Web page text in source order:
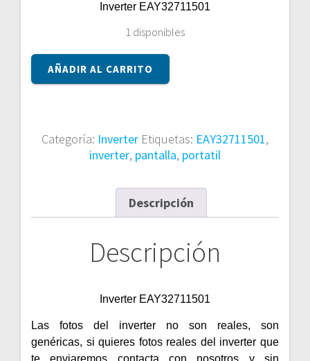
Inverter EAY32711501
1 disponibles
Inverter
EAY32711501
AÑADIR AL CARRITO
Categoría: Inverter Etiquetas: EAY32711501,
inverter, pantalla, portatil
Descripción
Descripción
Inverter EAY32711501
Las fotos del inverter no son reales, son
genéricas, si quieres fotos reales del inverter que